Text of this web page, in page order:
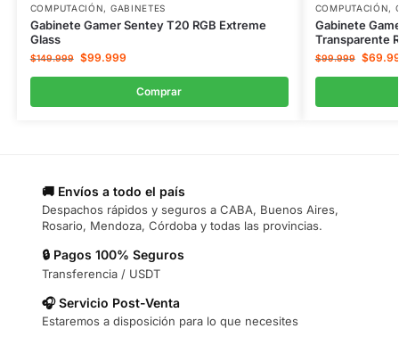
COMPUTACIÓN, GABINETES
Gabinete Gamer Sentey T20 RGB Extreme
Glass
$149.999 $99.999
Comprar
COMPUTACIÓN,
Gabinete
Transparente
$99.999 $
🚚 Envíos a todo el país
Despachos rápidos y seguros a CABA, Buenos Aires,
Rosario, Mendoza, Córdoba y todas las provincias.
🔒 Pagos 100% Seguros
Transferencia / USDT
🎧 Servicio Post-Venta
Estaremos a disposición para lo que necesites